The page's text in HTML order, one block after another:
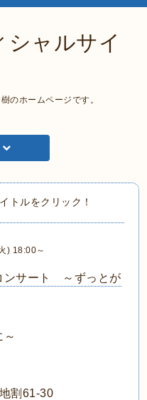
シャルサイ
のホームページです。
トルをクリック！
) 18:00～
ンサート ～ずっとが
～
割61-30